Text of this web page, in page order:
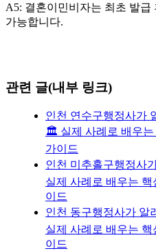
A5: 결혼이민비자는 최초 발급
가능합니다.
관련 글(내부 링크)
인천 연수구행정사가
🏛️ 실제 사례로 배우는
가이드
인천 미추홀구행정사
실제 사례로 배우는
이드
인천 동구행정사가
실제 사례로 배우는
이드